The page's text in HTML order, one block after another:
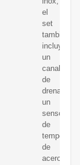
el
set
también
incluye
un
canal
de
drenaje,
un
sensor
de
de
acero